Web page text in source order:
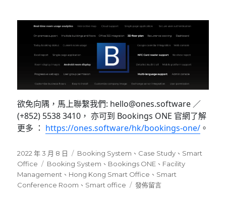
欲免向隅，馬上聯繫我們: hello@ones.software ／
(+852) 5538 3410， 亦可到 Bookings ONE 官網了解
更多 ： https://ones.software/hk/bookings-one/ 。
發
佈
日
期:
2022 年 3 月 8 日
分
類
Booking System 、 Case Study 、 Smart
Office
標
籤
Booking System 、 Bookings ONE 、 Facility
Management 、 Hong Kong Smart Office 、 Smart
Conference Room 、 Smart office
在
發佈留言